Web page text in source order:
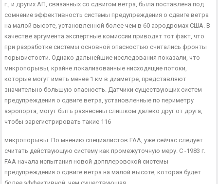
г., и других АП, связанных со сдвигом ветра, была поставлена под
сомнение эффективность системы предупрежде­ния о сдвиге ветра
на малой высоте, установленной более чем в 60 аэродромах США. В
качестве аргумента экспертные комис­сии приводят тот факт, что
при разработке системы основной опасностью считались фронты
порывистости. Однако дальней­шие исследования показали, что
микропорывы, крайне локали­зованные нисходящие потоки,
которые могут иметь менее 1 км в диаметре, представляют
значительно большую опасность. Дат­чики существующих систем
предупреждения о сдвиге ветра, ус­тановленные по периметру
аэропорта, могут быть разнесены слишком далеко друг от друга,
чтобы зарегистрировать такие 116
микропорывы. По мнению специалистов FAA, уже сейчас сле­дует
считать действующую систему как промежуточную меру. С -1983 г.
FAA начала испытания новой допплеровской системы
предупреждения о сдвиге ветра на малой высоте, которая будет